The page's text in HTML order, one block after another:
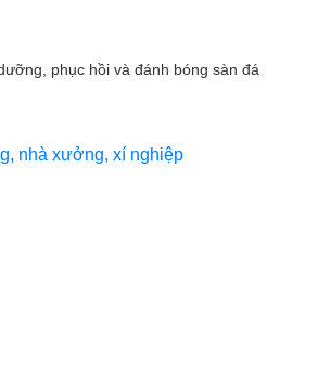
phục hồi và đánh bóng sàn đá